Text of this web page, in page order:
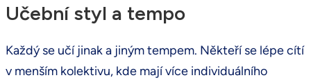
Učební styl a tempo
Každý se učí jinak a jiným tempem. Někteří se lépe cítí
v menším kolektivu, kde mají více individuálního